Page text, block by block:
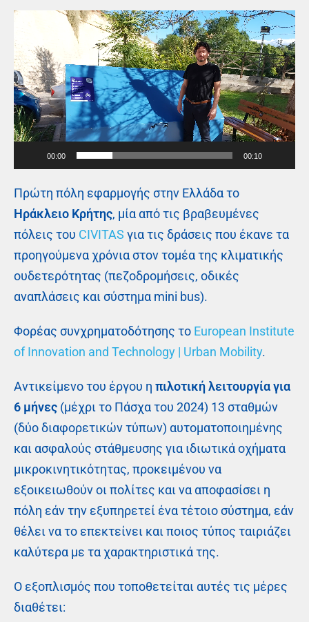
Player
00:00 00:10
Πρώτη πόλη εφαρμογής στην Ελλάδα το
Ηράκλειο Κρήτης, μία από τις βραβευμένες
πόλεις του CIVITAS για τις δράσεις που έκανε τα
προηγούμενα χρόνια στον τομέα της κλιματικής
ουδετερότητας (πεζοδρομήσεις, οδικές
αναπλάσεις και σύστημα mini bus).
Φορέας συνχρηματοδότησης το European Institute
of Innovation and Technology | Urban Mobility.
Αντικείμενο του έργου η πιλοτική λειτουργία για
6 μήνες (μέχρι το Πάσχα του 2024) 13 σταθμών
(δύο διαφορετικών τύπων) αυτοματοποιημένης
και ασφαλούς στάθμευσης για ιδιωτικά οχήματα
μικροκινητικότητας, προκειμένου να
εξοικειωθούν οι πολίτες και να αποφασίσει η
πόλη εάν την εξυπηρετεί ένα τέτοιο σύστημα, εάν
θέλει να το επεκτείνει και ποιος τύπος ταιριάζει
καλύτερα με τα χαρακτηριστικά της.
Ο εξοπλισμός που τοποθετείται αυτές τις μέρες
διαθέτει: